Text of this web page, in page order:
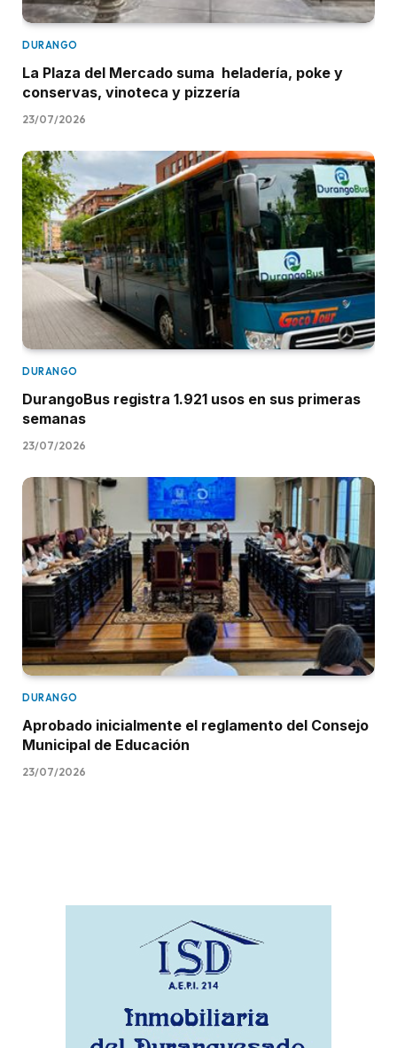
DURANGO
La Plaza del Mercado suma heladería, poke y
conservas, vinoteca y pizzería
23/07/2026
DURANGO
DurangoBus registra 1.921 usos en sus primeras
semanas
23/07/2026
DURANGO
Aprobado inicialmente el reglamento del Consejo
Municipal de Educación
23/07/2026